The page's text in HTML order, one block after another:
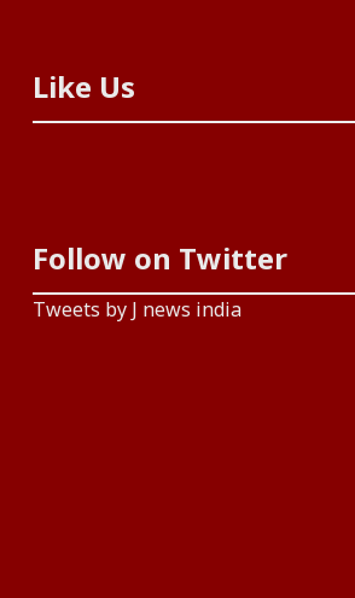
Like Us
Follow on Twitter
Tweets by J news india